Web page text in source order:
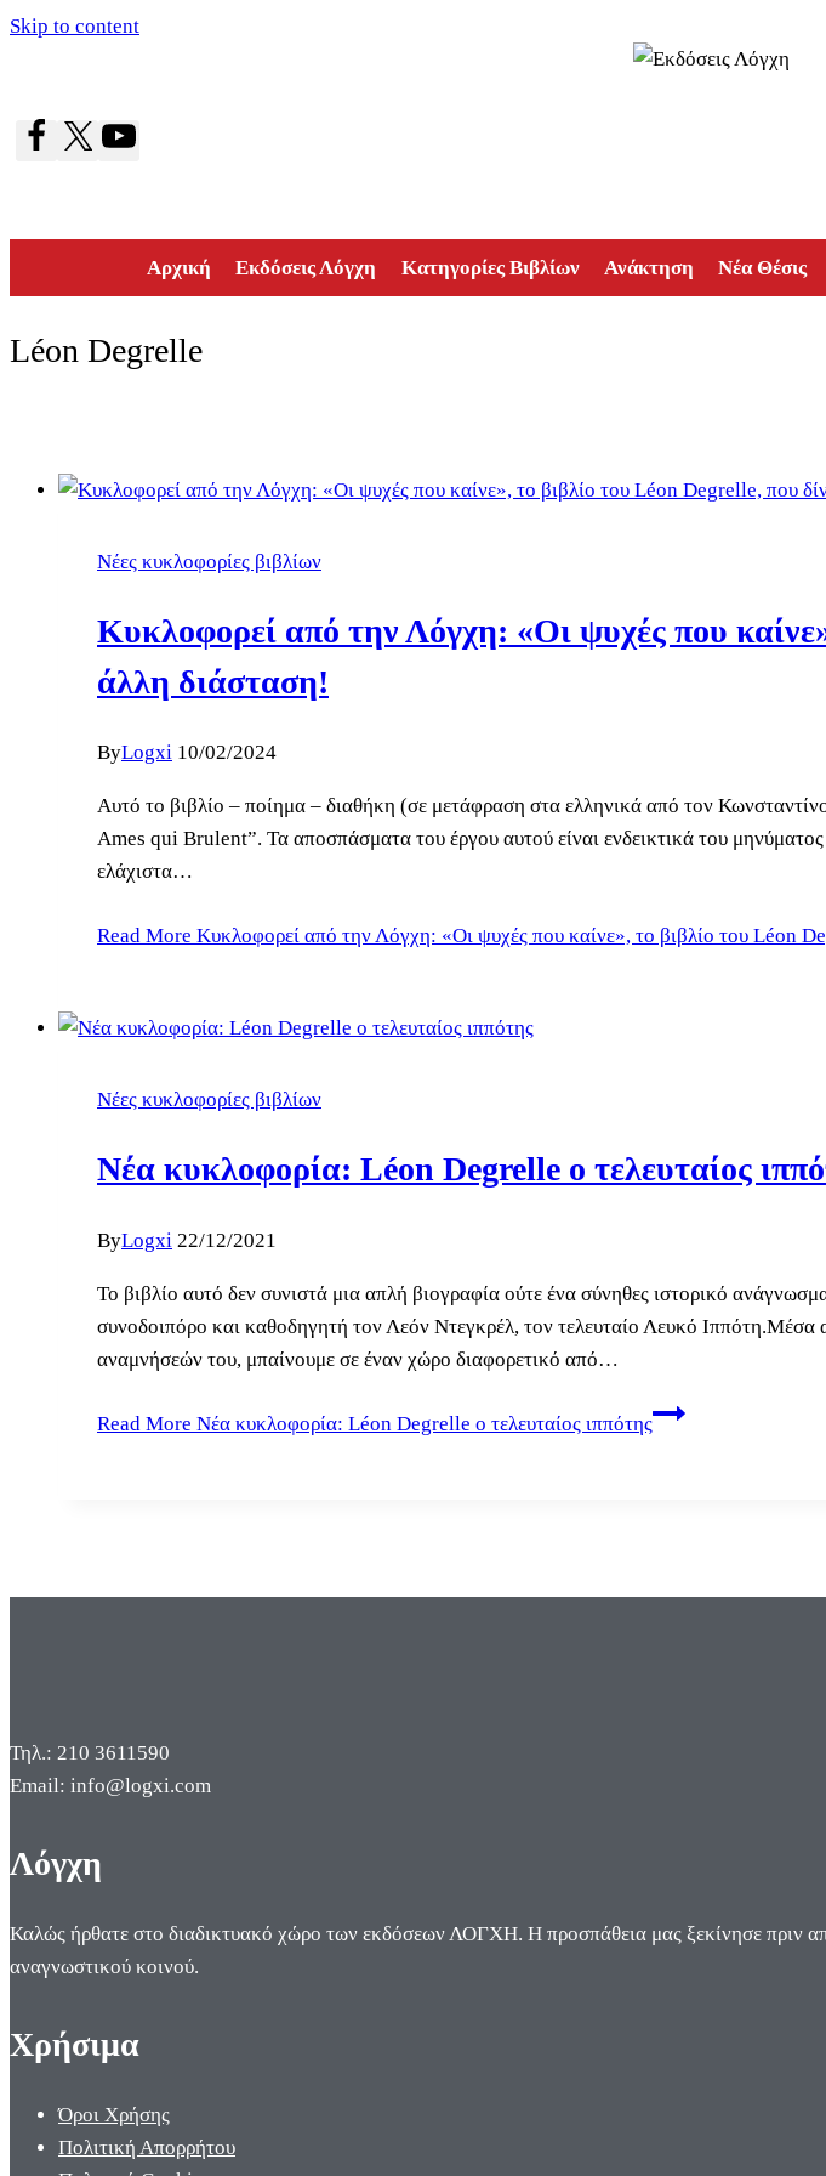
Skip to content
Αρχική Εκδόσεις Λόγχη Κατηγορίες Βιβλίων Ανάκτηση Νέα Θέσις
Léon Degrelle
Νέες κυκλοφορίες βιβλίων
Κυκλοφορεί από την Λόγχη: «Οι ψυχές που
άλλη διάσταση!
ByLogxi 10/02/2024
Αυτό το βιβλίο – ποίημα – διαθήκη (σε μετάφραση στα ελληνικά από τον
Ames qui Brulent”. Τα αποσπάσματα του έργου αυτού είναι ενδεικτικά του
ελάχιστα…
Read More Κυκλοφορεί από την Λόγχη: «Οι ψυχές που καίνε», το βιβλίο του Léon
Νέες κυκλοφορίες βιβλίων
Νέα κυκλοφορία: Léon Degrelle ο τελευταίος
ByLogxi 22/12/2021
Το βιβλίο αυτό δεν συνιστά μια απλή βιογραφία ούτε ένα σύνηθες ιστορικό
συνοδοιπόρο και καθοδηγητή τον Λεόν Ντεγκρέλ, τον τελευταίο Λευκό Ιππότη.Μέσα
αναμνήσεών του, μπαίνουμε σε έναν χώρο διαφορετικό από…
Read More Νέα κυκλοφορία: Léon Degrelle ο τελευταίος ιππότης
Τηλ.: 210 3611590
Email: info@logxi.com
Λόγχη
Καλώς ήρθατε στο διαδικτυακό χώρο των εκδόσεων ΛΟΓΧΗ. Η προσπάθεια μας ξεκίνησε πριν
αναγνωστικού κοινού.
Χρήσιμα
Όροι Χρήσης
Πολιτική Απορρήτου